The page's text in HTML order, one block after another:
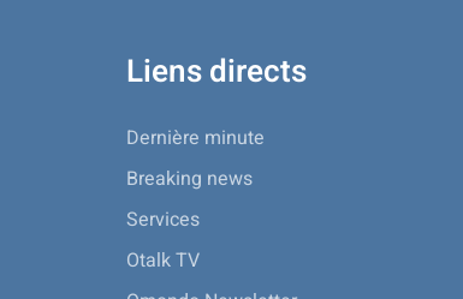
Liens directs
Dernière minute
Breaking news
Services
Otalk TV